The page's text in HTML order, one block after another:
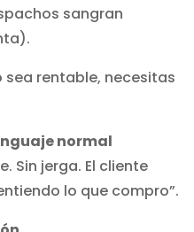
sangran
sea rentable, necesitas
normal
Sin jerga. El cliente
lo que compro”.